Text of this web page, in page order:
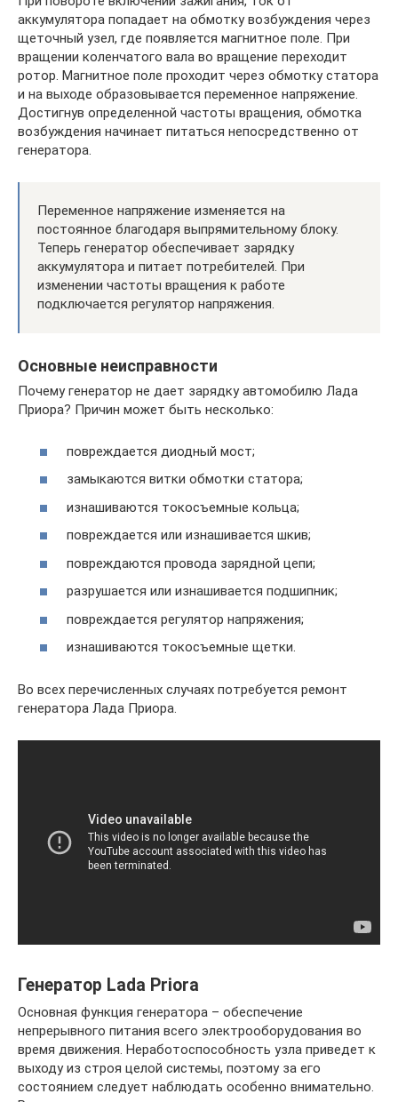
аккумулятора попадает на обмотку возбуждения через
щеточный узел, где появляется магнитное поле. При
вращении коленчатого вала во вращение переходит
ротор. Магнитное поле проходит через обмотку статора
и на выходе образовывается переменное напряжение.
Достигнув определенной частоты вращения, обмотка
возбуждения начинает питаться непосредственно от
генератора.
Переменное напряжение изменяется на
постоянное благодаря выпрямительному блоку.
Теперь генератор обеспечивает зарядку
аккумулятора и питает потребителей. При
изменении частоты вращения к работе
подключается регулятор напряжения.
Основные неисправности
Почему генератор не дает зарядку автомобилю Лада
Приора? Причин может быть несколько:
повреждается диодный мост;
замыкаются витки обмотки статора;
изнашиваются токосъемные кольца;
повреждается или изнашивается шкив;
повреждаются провода зарядной цепи;
разрушается или изнашивается подшипник;
повреждается регулятор напряжения;
изнашиваются токосъемные щетки.
Во всех перечисленных случаях потребуется ремонт
генератора Лада Приора.
Генератор Lada Priora
Основная функция генератора – обеспечение
непрерывного питания всего электрооборудования во
время движения. Неработоспособность узла приведет к
выходу из строя целой системы, поэтому за его
состоянием следует наблюдать особенно внимательно.